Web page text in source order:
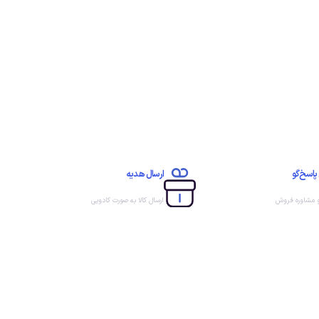
پاسخ‌گو
مشاوره فروش
ارسال هدیه
ارسال کالا به صورت کادویی